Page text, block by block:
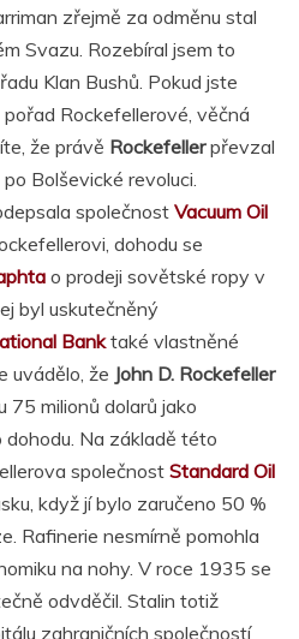
zřejmě za odměnu stal
Svazu. Rozebíral jsem to
Klan Bushů. Pokud jste
Rockefellerové, věčná
že právě Rockefellerpřevzal
Bolševické revoluci.
společnost Vacuum Oil
dohodu se
o prodeji sovětské ropy v
byl uskutečněný
Banktaké vlastněné
uvádělo, že John D. Rockefeller
75 milionů dolarů jako
Na základě této
společnost Standard Oil
když jí bylo zaručeno 50 %
Rafinerie nesmírně pomohla
na nohy. V roce 1935 se
odvděčil. Stalin totiž
zahraničních společností